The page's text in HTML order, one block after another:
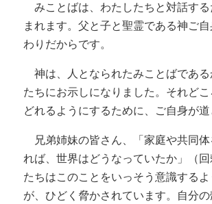
みことばは、わたしたちと対話す
まれます。父と子と聖霊である神ご
わりだからです。
神は、人となられたみことばであ
たちにお示しになりました。それど
どれるようにするために、ご自身が道
兄弟姉妹の皆さん、「家庭や共同
れば、世界はどうなっていたか」（
たちはこのことをいっそう意識する
が、ひどく脅かされています。自分